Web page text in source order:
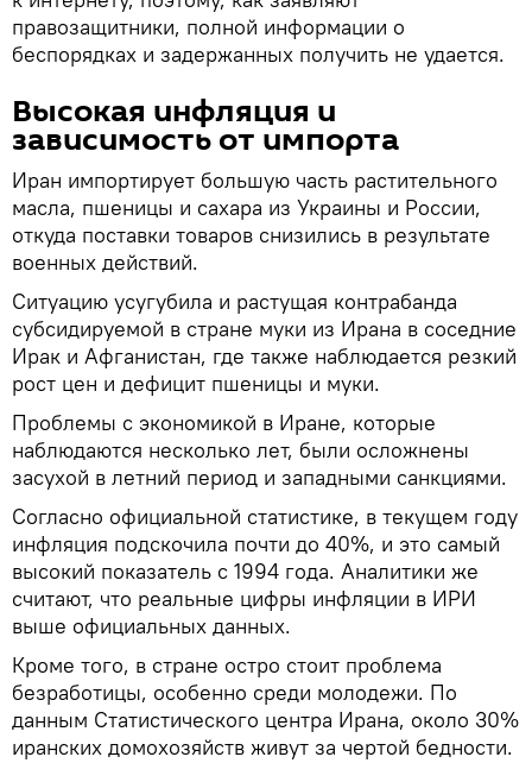
правозащитники, полной информации о
беспорядках и задержанных получить не удается.
Высокая инфляция и
зависимость от импорта
Иран импортирует большую часть растительного
масла, пшеницы и сахара из Украины и России,
откуда поставки товаров снизились в результате
военных действий.
Ситуацию усугубила и растущая контрабанда
субсидируемой в стране муки из Ирана в соседние
Ирак и Афганистан, где также наблюдается резкий
рост цен и дефицит пшеницы и муки.
Проблемы с экономикой в Иране, которые
наблюдаются несколько лет, были осложнены
засухой в летний период и западными санкциями.
Согласно официальной статистике, в текущем году
инфляция подскочила почти до 40%, и это самый
высокий показатель с 1994 года. Аналитики же
считают, что реальные цифры инфляции в ИРИ
выше официальных данных.
Кроме того, в стране остро стоит проблема
безработицы, особенно среди молодежи. По
данным Статистического центра Ирана, около 30%
иранских домохозяйств живут за чертой бедности.